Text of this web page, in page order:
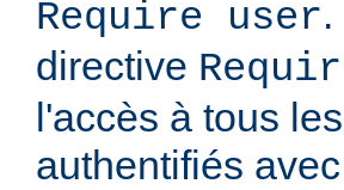
Require user
directive
l'accès à tous
authentifiés